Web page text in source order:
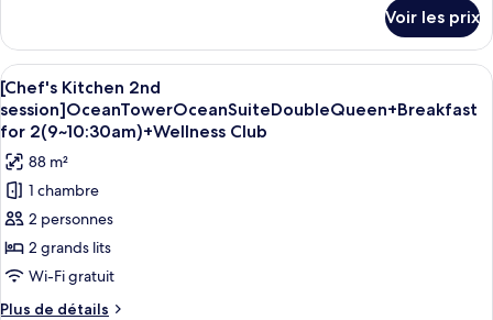
Sun
Suite
Double
Queen
le
type
de
chambre
Sun
Tower
Sun
Suite
Double
Queen
Voir les prix
Afficher
toutes
les
photos
pour
ce
type
de
chambre :
[Chef's
Une chambre d’hôtel avec deux lits,
6
[Chef's Kitchen 2nd
session]OceanTowerOceanSuiteDoubleQueen+Breakfast
for 2(9~10:30am)+Wellness Club
88 m²
1 chambre
2 personnes
2 grands lits
Wi-Fi gratuit
Plus de détails
Plus